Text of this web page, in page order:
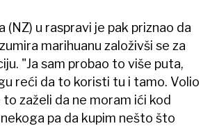
(NZ) u raspravi je pak priznao da
marihuanu založivši se za
"Ja sam probao to više puta,
reći da to koristi tu i tamo. Volio
to zaželi da ne moram ići kod
pa da kupim nešto što